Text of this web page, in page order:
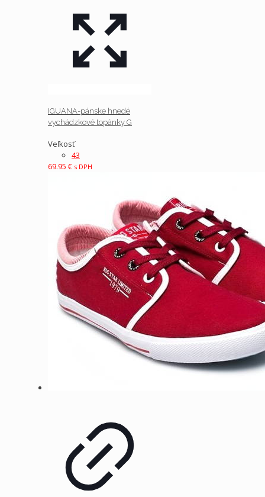
IGUANA-pánske hnedé
vychádzkové topánky G
Veľkosť
43
69.95 € s DPH